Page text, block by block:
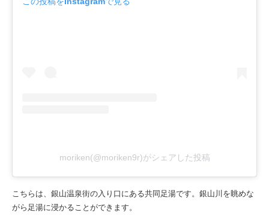
moriken(@moriken9r)がシェアした投稿
こちらは、銀山温泉街の入り口にある共同足湯です。銀山川を眺めな
がら足湯に浸かることができます。